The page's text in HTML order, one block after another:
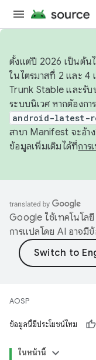
ตั้งแต่ปี 2026 เป็นต้นไ
ในไตรมาสที่ 2 และ 4
Trunk Stable และรับ
ระบบนิเวศ หากต้องก
android-latest-
สาขา Manifest จะอ้า
ข้อมูลเพิ่มเติมได้ที่การ
Google ใช้เทคโนโล
การแปลโดย AI อาจมี
AOSP
ข้อมูลนี้มีประโยชน์ไหม
ในหน้านี้